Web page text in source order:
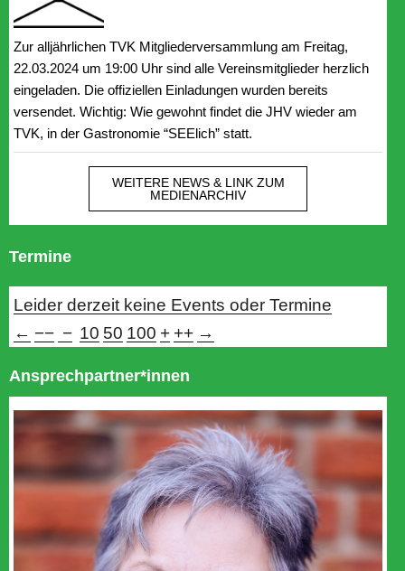
Zur alljährlichen TVK Mitgliederversammlung am Freitag,
22.03.2024 um 19:00 Uhr sind alle Vereinsmitglieder herzlich
eingeladen. Die offiziellen Einladungen wurden bereits
versendet. Wichtig: Wie gewohnt findet die JHV wieder am
TVK, in der Gastronomie “SEElich” statt.
WEITERE NEWS & LINK ZUM
MEDIENARCHIV
Termine
Leider derzeit keine Events oder Termine
← −− − 10 50 100 + ++ →
Ansprechpartner*innen